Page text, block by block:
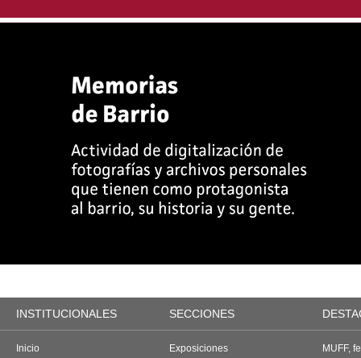
INSTITUCIONALES SECCIONES
Inicio
Exposiciones
MUFF,